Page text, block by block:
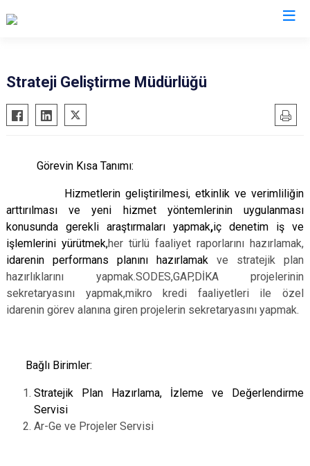
Strateji Geliştirme Müdürlüğü
Görevin Kısa Tanımı:
Hizmetlerin geliştirilmesi, etkinlik ve verimliliğin
arttırılması ve yeni hizmet yöntemlerinin uygulanması
konusunda gerekli araştırmaları yapmak,iç denetim iş ve
işlemlerini yürütmek,her türlü faaliyet raporlarını hazırlamak,
idarenin performans planını hazırlamak ve stratejik plan
hazırlıklarını yapmak.SODES,GAP,DİKA projelerinin
sekretaryasını yapmak,mikro kredi faaliyetleri ile özel
idarenin görev alanına giren projelerin sekretaryasını yapmak.
Bağlı Birimler:
Stratejik Plan Hazırlama, İzleme ve Değerlendirme
Servisi
Ar-Ge ve Projeler Servisi